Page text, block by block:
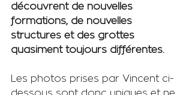
découvrent de nouvelles
formations, de nouvelles
structures et des grottes
quasiment toujours différentes.
Les photos prises par Vincent ci-
dessous sont donc uniques et ne